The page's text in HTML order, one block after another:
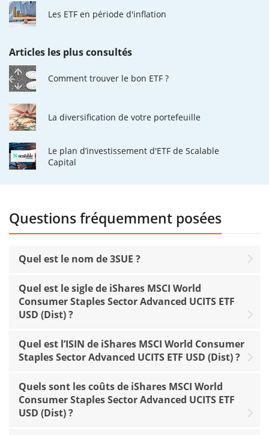
Les ETF en période d'inflation
Articles les plus consultés
Comment trouver le bon ETF ?
La diversification de votre portefeuille
Le plan d’investissement d'ETF de Scalable
Capital
Questions fréquemment posées
Quel est le nom de 3SUE ?
Quel est le sigle de iShares MSCI World
Consumer Staples Sector Advanced UCITS ETF
USD (Dist) ?
Quel est l’ISIN de iShares MSCI World Consumer
Staples Sector Advanced UCITS ETF USD (Dist) ?
Quels sont les coûts de iShares MSCI World
Consumer Staples Sector Advanced UCITS ETF
USD (Dist) ?